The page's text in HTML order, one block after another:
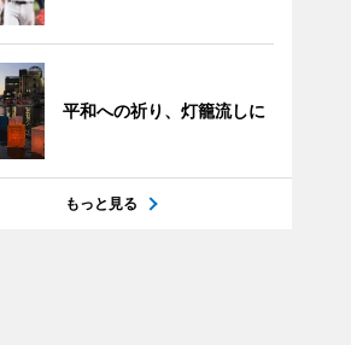
平和への祈り、灯籠流しに
もっと見る